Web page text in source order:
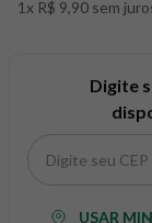
1x R$ 9,90 sem
Digite
USAR
8º maca
creatina